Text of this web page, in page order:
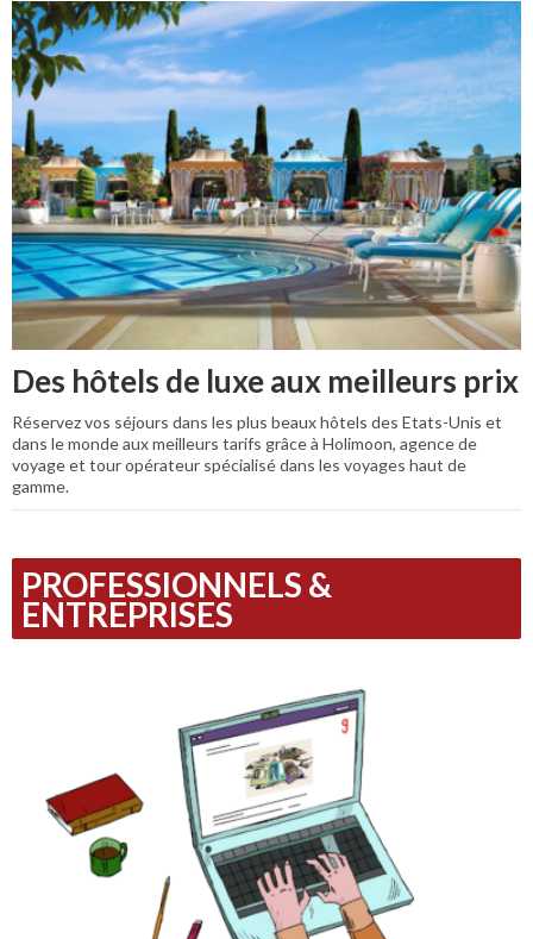
Des hôtels de luxe aux meilleurs prix
Réservez vos séjours dans les plus beaux hôtels des Etats-Unis et
dans le monde aux meilleurs tarifs grâce à Holimoon, agence de
voyage et tour opérateur spécialisé dans les voyages haut de
gamme.
PROFESSIONNELS &
ENTREPRISES